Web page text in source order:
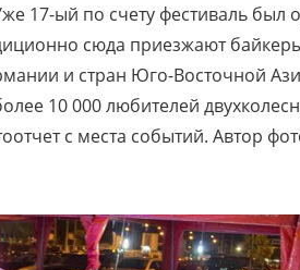
17-ый по счету фестиваль был
сюда приезжают
и стран Юго-Восточной
10 000 любителей
с места событий. Автор